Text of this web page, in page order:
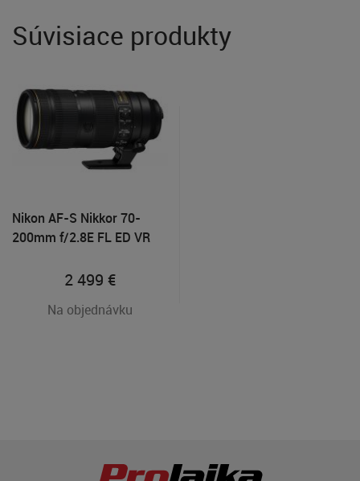
Súvisiace produkty
Nikon AF-S Nikkor 70-
200mm f/2.8E FL ED VR
2 499 €
Na objednávku